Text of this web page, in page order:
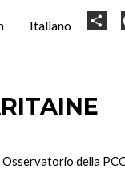
Italiano
Osservatorio della